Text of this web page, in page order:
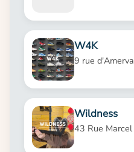
W4K
9 rue
Wildness
43 Rue